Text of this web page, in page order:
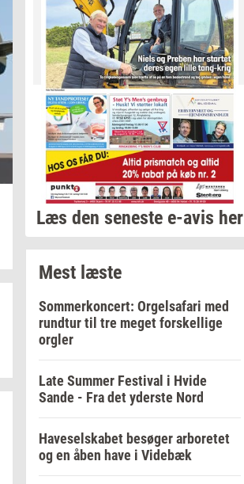
Læs den seneste e-avis her
Mest læste
Sommerkoncert: Orgelsafari med
rundtur til tre meget forskellige
orgler
Late Summer Festival i Hvide
Sande - Fra det yderste Nord
Haveselskabet besøger arboretet
og en åben have i Videbæk